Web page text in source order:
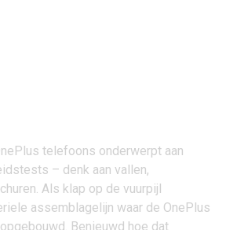
telefoons onderwerpt aan
– denk aan vallen,
Als klap op de vuurpijl
assemblagelijn waar de OnePlus
Benieuwd hoe dat